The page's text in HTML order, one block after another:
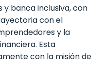
banca inclusiva, con
con el
y la
Esta
con la misión de